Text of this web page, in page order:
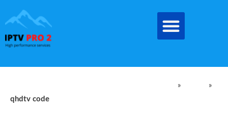
au
contenu
»
»
qhdtv code